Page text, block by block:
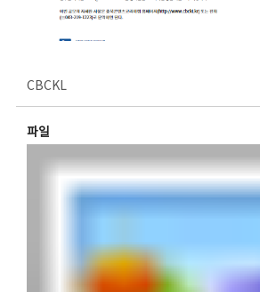
CBCKL
파일